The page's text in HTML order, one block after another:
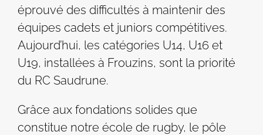
éprouvé des difficultés à maintenir des
équipes cadets et juniors compétitives.
Aujourd’hui, les catégories U14, U16 et
U19, installées à Frouzins, sont la priorité
du RC Saudrune.
Grâce aux fondations solides que
constitue notre école de rugby, le pôle